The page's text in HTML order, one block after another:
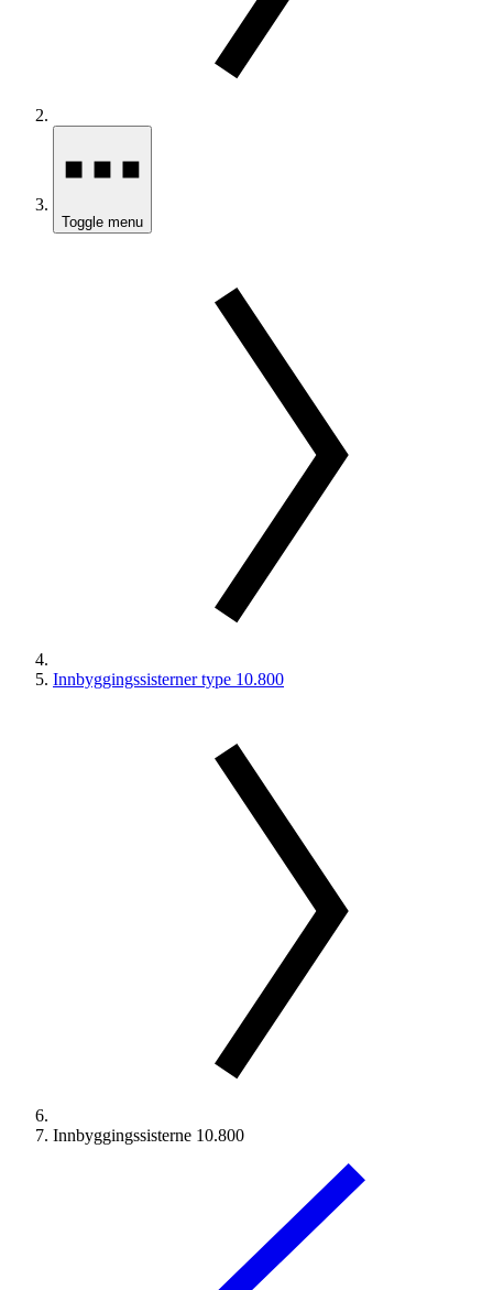
Toggle menu
Innbyggingssisterner type 10.800
Innbyggingssisterne 10.800